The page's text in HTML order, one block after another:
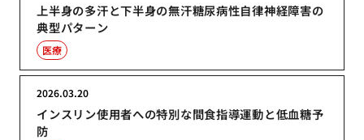
上半身の多汗と下半身の無汗糖尿病性自律神経障害の
典型パターン
医療
インスリン使用者への特別な間食指導運動と低血糖予
防
2026.03.20